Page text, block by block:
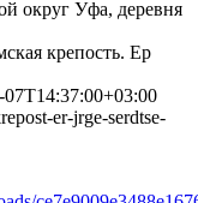
округ Уфа, деревня
крепость. Ер
07T14:37:00+03:00
er-jrge-serdtse-